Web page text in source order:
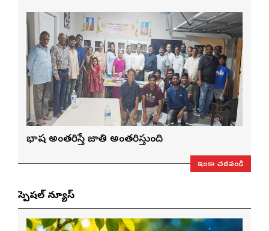
భాష అంతరిస్తే జాతి అంతరిస్తుంది
ఇంకా చదవండి
స్పెషల్ న్యూస్